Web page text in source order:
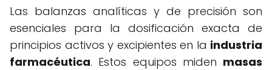
Las balanzas analíticas y de precisión son
esenciales para la dosificación exacta de
principios activos y excipientes en la industria
farmacéutica. Estos equipos miden masas